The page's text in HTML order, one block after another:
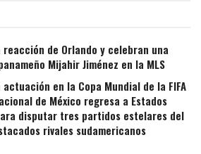
de Orlando y celebran una
Mijahir Jiménez en la MLS
en la Copa Mundial de la FIFA
de México regresa a Estados
disputar tres partidos estelares del
rivales sudamericanos